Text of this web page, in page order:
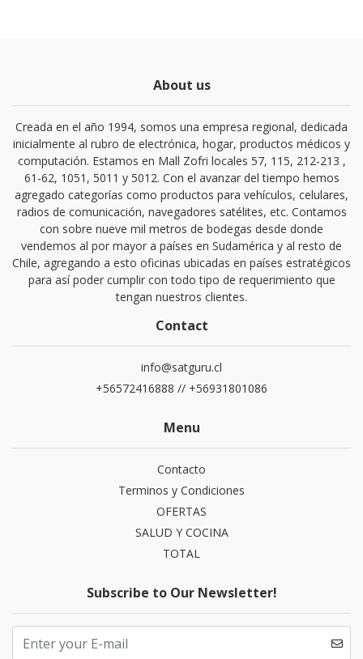
About us
Creada en el año 1994, somos una empresa regional, dedicada
inicialmente al rubro de electrónica, hogar, productos médicos y
computación. Estamos en Mall Zofri locales 57, 115, 212-213 ,
61-62, 1051, 5011 y 5012. Con el avanzar del tiempo hemos
agregado categorías como productos para vehículos, celulares,
radios de comunicación, navegadores satélites, etc. Contamos
con sobre nueve mil metros de bodegas desde donde
vendemos al por mayor a países en Sudamérica y al resto de
Chile, agregando a esto oficinas ubicadas en países estratégicos
para así poder cumplir con todo tipo de requerimiento que
tengan nuestros clientes.
Contact
info@satguru.cl
+56572416888 // +56931801086
Menu
Contacto
Terminos y Condiciones
OFERTAS
SALUD Y COCINA
TOTAL
Subscribe to Our Newsletter!